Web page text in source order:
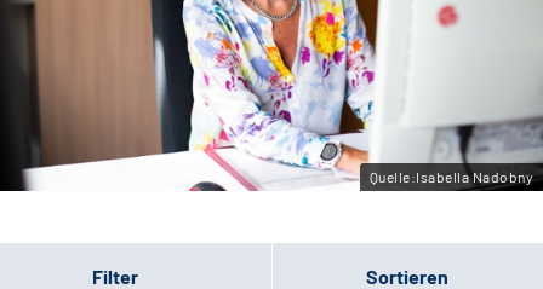
Leichte Sprache
Gebärdensprache
Quelle:Isabella Nadobny
Filter Sortieren